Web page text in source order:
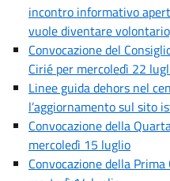
incontro informativo
vuole diventare
Convocazione del
Cirié per mercoledì 22
Linee guida dehors nel
l’aggiornamento sul sito
Convocazione della
mercoledì 15 luglio
Convocazione della